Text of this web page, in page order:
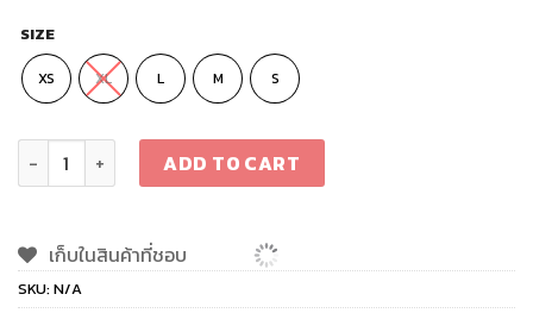
SIZE
XS XL L M S
Avarin Run T-Shirt quantity
ADD TO CART
เก็บในสินค้าที่ชอบ
SKU:N/A